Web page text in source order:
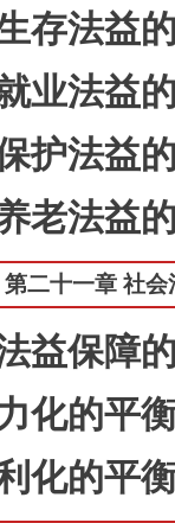
存法益
业法益
护法益
老法益
第二十一章 社
益保障
化的平
化的平